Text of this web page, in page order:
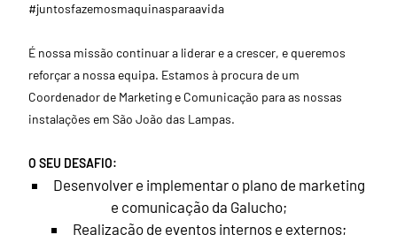
#juntosfazemosmaquinasparaavida
É nossa missão continuar a liderar e a crescer, e queremos
reforçar a nossa equipa. Estamos à procura de um
Coordenador de Marketing e Comunicação para as nossas
instalações em São João das Lampas.
O SEU DESAFIO:
Desenvolver e implementar o plano de marketing
e comunicação da Galucho;
Realização de eventos internos e externos;